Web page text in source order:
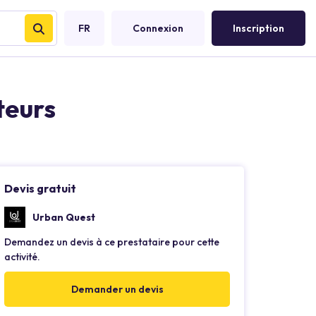
FR Connexion Inscription
Devis gratuit
Urban Quest
Demandez un devis à ce prestataire pour cette
activité.
Demander un devis